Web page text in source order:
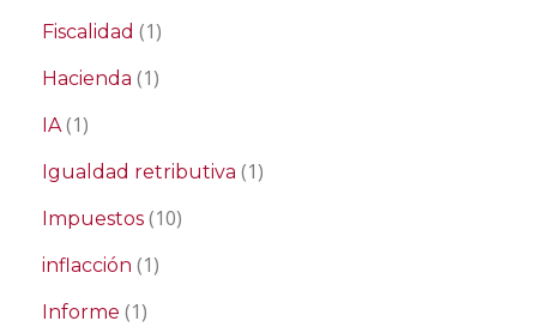
Fiscalidad (1)
Hacienda (1)
IA(1)
Igualdad retributiva (1)
Impuestos (10)
inflacción (1)
Informe (1)